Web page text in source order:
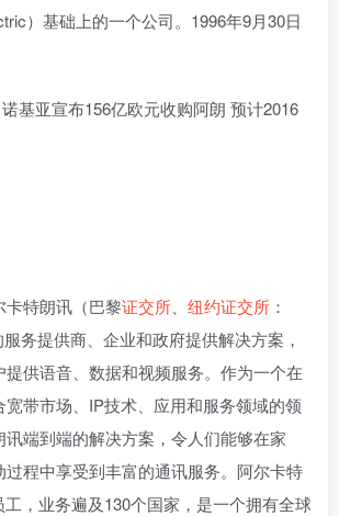
）基础上的一个公司。1996年9月30日
基亚宣布156亿欧元收购阿朗 预计2016
特朗讯（巴黎证交所 纽约证交所 ：
务提供商、企业和政府提供解决方案，
供语音、数据和视频服务。作为一个在
宽带市场、IP技术、应用和服务领域的领
端到端的解决方案，令人们能够在家
程中享受到丰富的通讯服务。阿尔卡特
，业务遍及130个国家，是一个拥有全球